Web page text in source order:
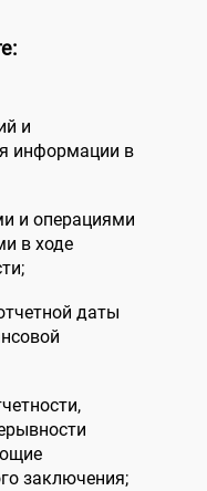
и
информации в
и операциями
в ходе
даты
заключения;